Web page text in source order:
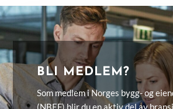
BLI MEDLEM?
Som medlem i Norges bygg- og